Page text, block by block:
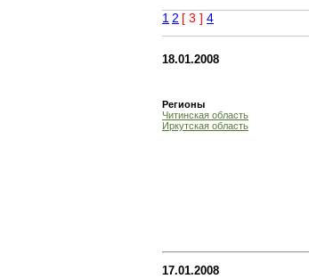
1 2 [ 3 ] 4
18.01.2008
Регионы
Читинская область
Иркутская область
17.01.2008